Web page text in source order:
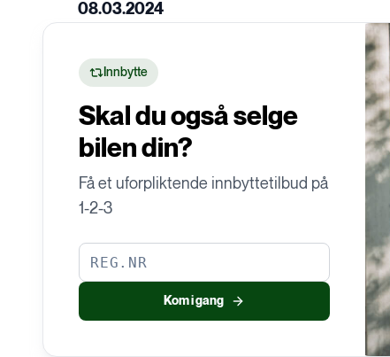
EU-kontroll
08.03.2024
Innbytte
Skal du også selge
bilen din?
Få et uforpliktende innbyttetilbud på
1-2-3
Kom i gang